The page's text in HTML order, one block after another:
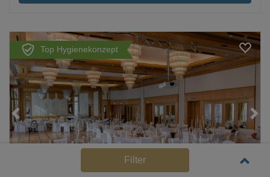
Top Hygienekonzept
Loading...
Filter